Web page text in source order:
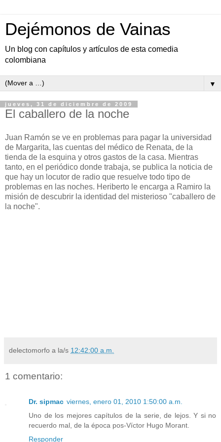
Dejémonos de Vainas
Un blog con capítulos y artículos de esta comedia
colombiana
▼
jueves, 31 de diciembre de 2009
El caballero de la noche
Juan Ramón se ve en problemas para pagar la universidad
de Margarita, las cuentas del médico de Renata, de la
tienda de la esquina y otros gastos de la casa. Mientras
tanto, en el periódico donde trabaja, se publica la noticia de
que hay un locutor de radio que resuelve todo tipo de
problemas en las noches. Heriberto le encarga a Ramiro la
misión de descubrir la identidad del misterioso "caballero de
la noche".
delectomorfo a la/s 12:42:00 a.m.
1 comentario:
Dr. sipmac viernes, enero 01, 2010 1:50:00 a.m.
Uno de los mejores capítulos de la serie, de lejos. Y si no
recuerdo mal, de la época pos-Víctor Hugo Morant.
Responder